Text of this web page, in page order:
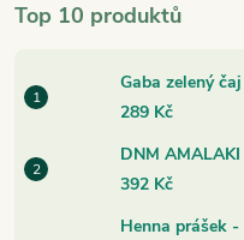
Top 10 produktů
Gaba zelený
289 Kč
DNM
392 Kč
Henna prášek